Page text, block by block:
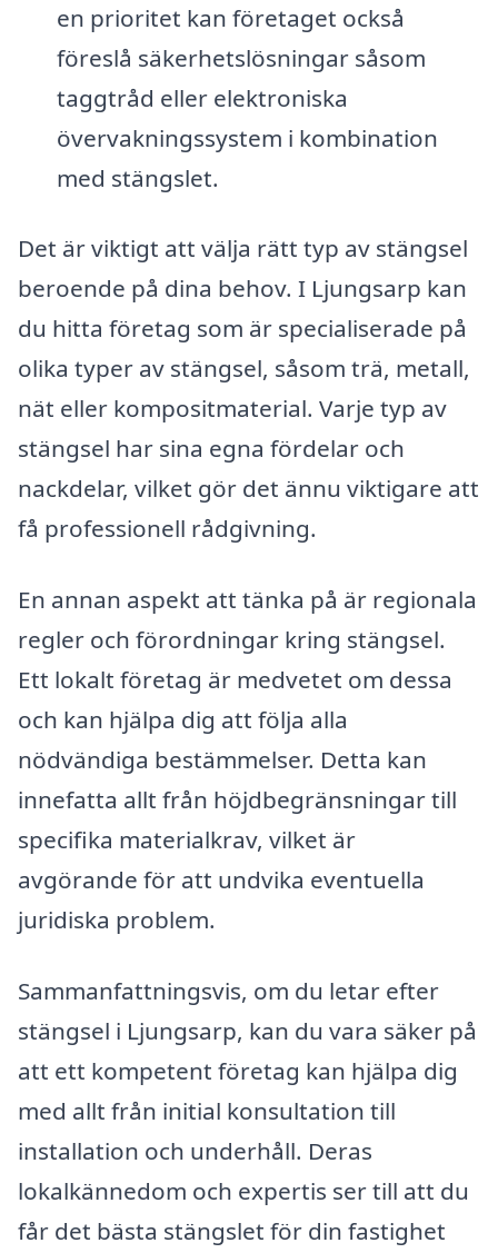
en prioritet kan företaget också
föreslå säkerhetslösningar såsom
taggtråd eller elektroniska
övervakningssystem i kombination
med stängslet.
Det är viktigt att välja rätt typ av stängsel
beroende på dina behov. I Ljungsarp kan
du hitta företag som är specialiserade på
olika typer av stängsel, såsom trä, metall,
nät eller kompositmaterial. Varje typ av
stängsel har sina egna fördelar och
nackdelar, vilket gör det ännu viktigare att
få professionell rådgivning.
En annan aspekt att tänka på är regionala
regler och förordningar kring stängsel.
Ett lokalt företag är medvetet om dessa
och kan hjälpa dig att följa alla
nödvändiga bestämmelser. Detta kan
innefatta allt från höjdbegränsningar till
specifika materialkrav, vilket är
avgörande för att undvika eventuella
juridiska problem.
Sammanfattningsvis, om du letar efter
stängsel i Ljungsarp, kan du vara säker på
att ett kompetent företag kan hjälpa dig
med allt från initial konsultation till
installation och underhåll. Deras
lokalkännedom och expertis ser till att du
får det bästa stängslet för din fastighet